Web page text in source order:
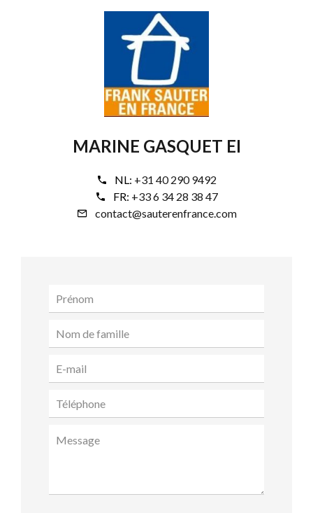
MARINE GASQUET EI
NL: +31 40 290 9492
FR: +33 6 34 28 38 47
contact@sauterenfrance.com